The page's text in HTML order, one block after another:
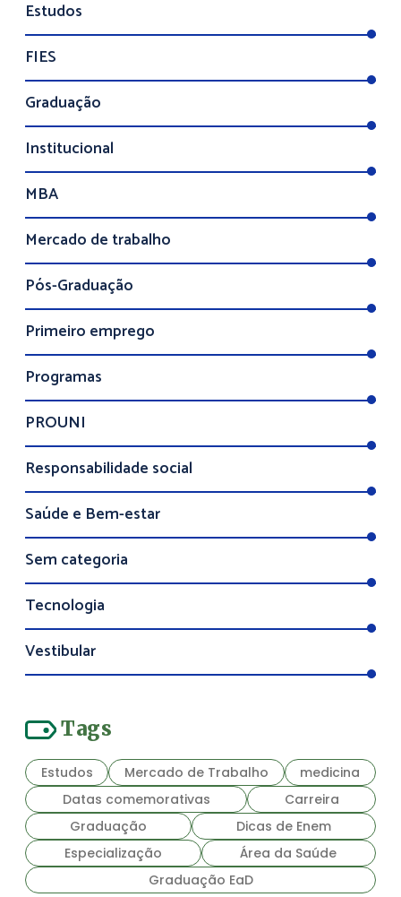
Estudos
FIES
Graduação
Institucional
MBA
Mercado de trabalho
Pós-Graduação
Primeiro emprego
Programas
PROUNI
Responsabilidade social
Saúde e Bem-estar
Sem categoria
Tecnologia
Vestibular
Tags
Estudos Mercado de Trabalho
medicina
Datas comemorativas
Carreira
Graduação
Dicas de Enem
Especialização
Área da Saúde
Graduação EaD